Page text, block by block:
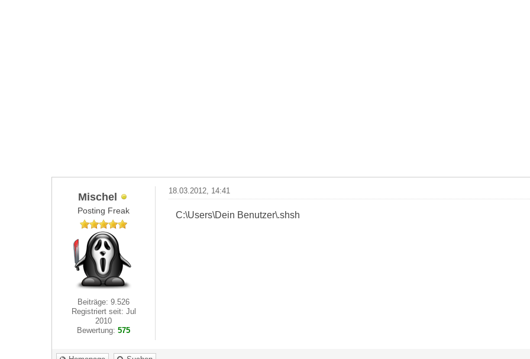
Mischel
Posting Freak
Beiträge: 9.526
Registriert seit: Jul
2010
Bewertung:575
18.03.2012, 14:41
C:\Users\Dein Benutzer\.shsh